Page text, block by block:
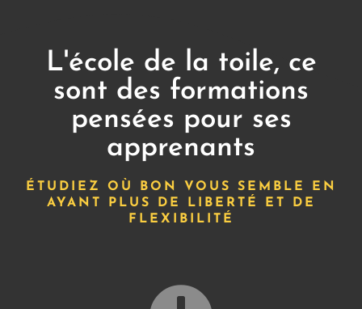
L'école de la toile, ce
sont des formations
pensées pour ses
apprenants
ÉTUDIEZ OÙ BON VOUS SEMBLE EN
AYANT PLUS DE LIBERTÉ ET DE
FLEXIBILITÉ